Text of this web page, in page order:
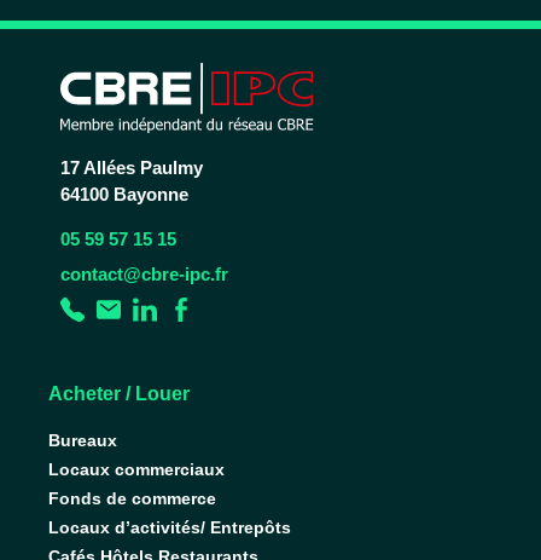
17 Allées Paulmy
64100 Bayonne
05 59 57 15 15
contact@cbre-ipc.fr
Acheter / Louer
Bureaux
Locaux commerciaux
Fonds de commerce
Locaux d’activités/ Entrepôts